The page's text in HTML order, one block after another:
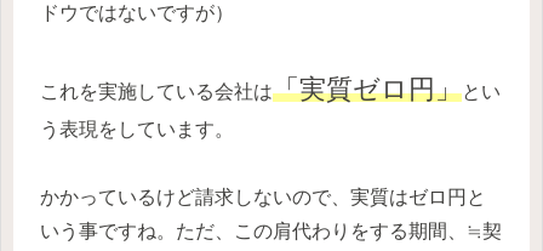
ドウではないですが）
これを実施している会社は「実質ゼロ円」とい
う表現をしています。
かかっているけど請求しないので、実質はゼロ円と
いう事ですね。ただ、この肩代わりをする期間、≒契